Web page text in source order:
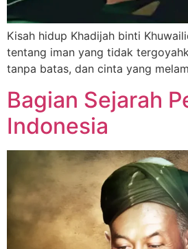
Kisah hidup Khadijah binti
tentang iman yang tidak
tanpa batas, dan cinta yang
Bagian Sejarah
Indonesia